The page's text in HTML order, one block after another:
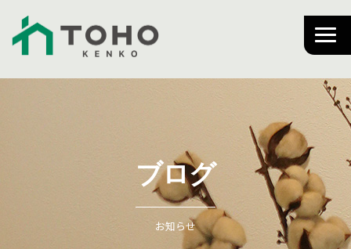
ブログ
お知らせ